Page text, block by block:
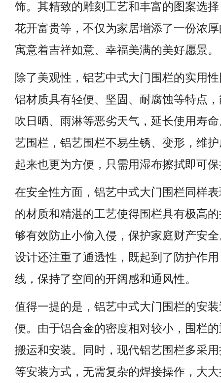
饰。其精致的雕刻工艺和丰富的图案选
花开富贵等，不仅为家居增添了一份浓
寓意着吉祥如意、幸福美满的美好愿景。
除了美观性，铝艺中式大门围栏的实用
铝材质具有轻便、坚固、耐腐蚀等特点
吹日晒、雨淋等恶劣天气，延长使用寿
艺围栏，铝艺围栏不易生锈、变形，维
起来也更为方便，只需用湿布擦拭即可
在安全性方面，铝艺中式大门围栏同样
的材质和精湛的工艺使得围栏具有极高
够有效防止小偷入侵，保护家庭财产安
设计还注重了通透性，既起到了防护作
线，保持了空间的开阔感和通风性。
值得一提的是，铝艺中式大门围栏的安
便。由于铝合金的密度相对较小，围栏
搬运和安装。同时，现代铝艺围栏多采
等安装方式，无需复杂的焊接操作，大